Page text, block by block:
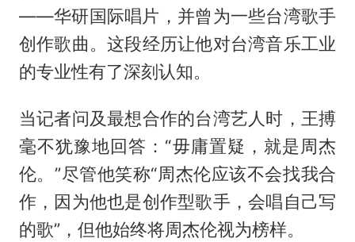
——华研国际唱片，并曾为一些台湾歌手
创作歌曲。这段经历让他对台湾音乐工业
的专业性有了深刻认知。
当记者问及最想合作的台湾艺人时，王搏
毫不犹豫地回答：“毋庸置疑，就是周杰
伦。”尽管他笑称“周杰伦应该不会找我合
作，因为他也是创作型歌手，会唱自己写
的歌”，但他始终将周杰伦视为榜样。